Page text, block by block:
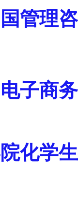
管理
子商
化学